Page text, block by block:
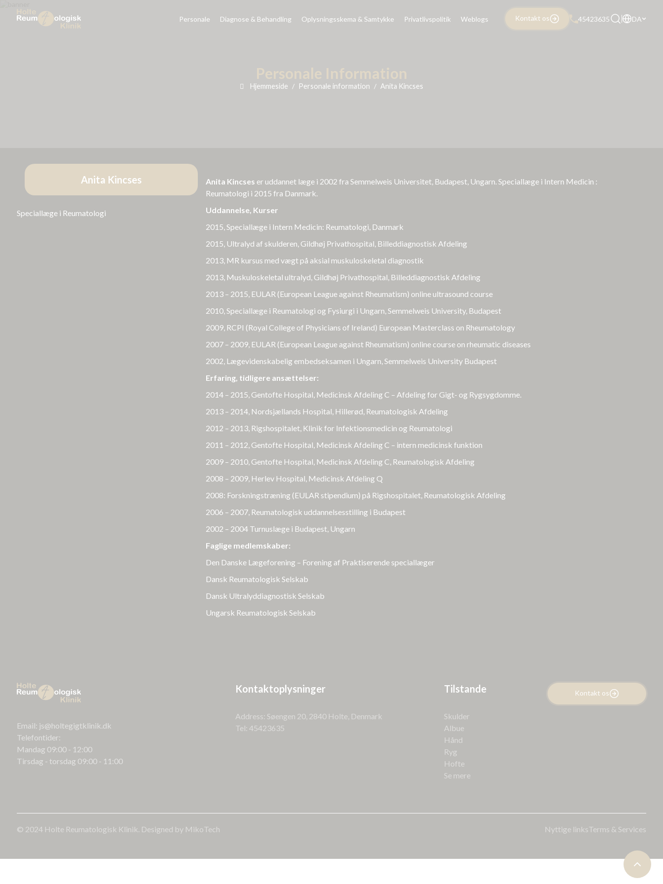
Personale Diagnose & Behandling Oplysningsskema & Samtykke Privatlivspolitik Weblogs Kontakt os 45423635 DA
Hjemmeside Personale information Anita Kincses
Anita Kincses
Speciallæge i Reumatologi
Anita Kincses er uddannet læge i 2002 fra Semmelweis Universitet, Budapest, Ungarn. Speciallæge i Intern Medicin :
Reumatologi i 2015 fra Danmark.
Uddannelse, Kurser
2015, Speciallæge i Intern Medicin: Reumatologi, Danmark
2015, Ultralyd af skulderen, Gildhøj Privathospital, Billeddiagnostisk Afdeling
2013, MR kursus med vægt på aksial muskuloskeletal diagnostik
2013, Muskuloskeletal ultralyd, Gildhøj Privathospital, Billeddiagnostisk Afdeling
2013 – 2015, EULAR (European League against Rheumatism) online ultrasound course
2010, Speciallæge i Reumatologi og Fysiurgi i Ungarn, Semmelweis University, Budapest
2009, RCPI (Royal College of Physicians of Ireland) European Masterclass on Rheumatology
2007 – 2009, EULAR (European League against Rheumatism) online course on rheumatic diseases
2002, Lægevidenskabelig embedseksamen i Ungarn, Semmelweis University Budapest
Erfaring, tidligere ansættelser:
2014 – 2015, Gentofte Hospital, Medicinsk Afdeling C – Afdeling for Gigt- og Rygsygdomme.
2013 – 2014, Nordsjællands Hospital, Hillerød, Reumatologisk Afdeling
2012 – 2013, Rigshospitalet, Klinik for Infektionsmedicin og Reumatologi
2011 – 2012, Gentofte Hospital, Medicinsk Afdeling C – intern medicinsk funktion
2009 – 2010, Gentofte Hospital, Medicinsk Afdeling C, Reumatologisk Afdeling
2008 – 2009, Herlev Hospital, Medicinsk Afdeling Q
2008: Forskningstræning (EULAR stipendium) på Rigshospitalet, Reumatologisk Afdeling
2006 – 2007, Reumatologisk uddannelsesstilling i Budapest
2002 – 2004 Turnuslæge i Budapest, Ungarn
Faglige medlemskaber:
Den Danske Lægeforening – Forening af Praktiserende speciallæger
Dansk Reumatologisk Selskab
Dansk Ultralyddiagnostisk Selskab
Ungarsk Reumatologisk Selskab
Email: js@holtegigtklinik.dk
Telefontider:
Mandag 09:00 - 12:00
Tirsdag - torsdag 09:00 - 11:00
Kontaktoplysninger
Address: Søengen 20, 2840 Holte, Denmark
Tel: 45423635
Tilstande
Skulder
Albue
Hånd
Ryg
Hofte
Se mere
Kontakt os
© 2024 Holte Reumatologisk Klinik. Designed by MikoTech Nyttige linksTerms & Services